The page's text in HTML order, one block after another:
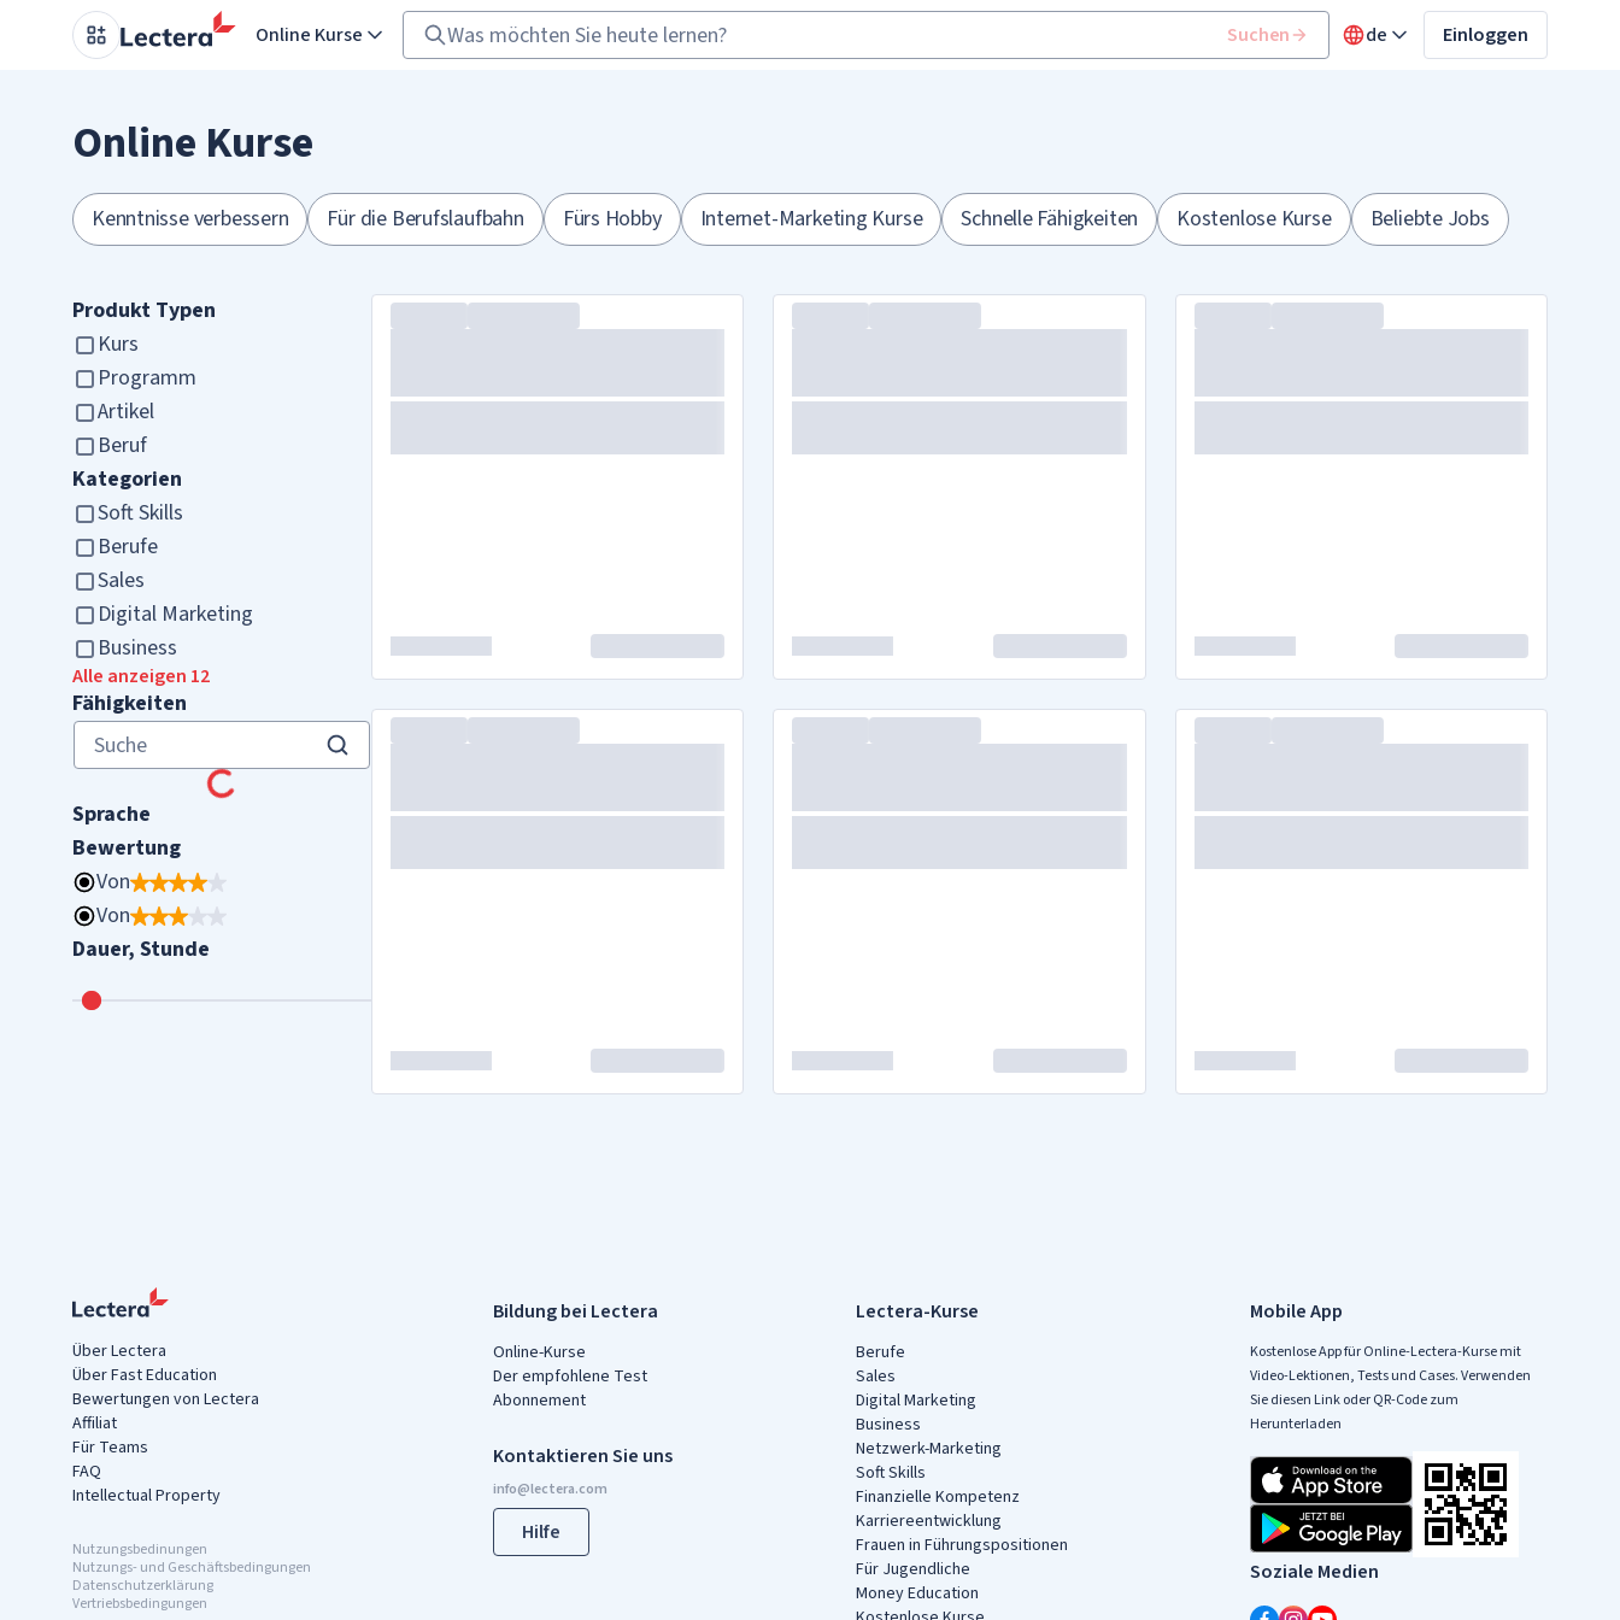
Online Kurse Suchen de Einloggen
Online Kurse
Kenntnisse verbessern Für die Berufslaufbahn Fürs Hobby Internet-Marketing Kurse Schnelle Fähigkeiten Kostenlose Kurse Beliebte Jobs
Produkt Typen
Kurs
Programm
Artikel
Beruf
Kategorien
Soft Skills
Berufe
Sales
Digital Marketing
Business
Alle anzeigen 12
Fähigkeiten
Sprache
Bewertung
Von
Von
Dauer, Stunde
Über Lectera
Über Fast Education
Bewertungen von Lectera
Affiliat
Für Teams
FAQ
Intellectual Property
Nutzungsbedinungen
Nutzungs- und Geschäftsbedingungen
Datenschutzerklärung
Vertriebsbedingungen
Bildung bei Lectera
Online-Kurse
Der empfohlene Test
Abonnement
Kontaktieren Sie uns
Hilfe
Lectera-Kurse
Berufe
Sales
Digital Marketing
Business
Netzwerk-Marketing
Soft Skills
Finanzielle Kompetenz
Karriereentwicklung
Frauen in Führungspositionen
Für Jugendliche
Money Education
Mobile App
Kostenlose App für Online-Lectera-Kurse mit
Video-Lektionen, Tests und Cases. Verwenden
Sie diesen Link oder QR-Code zum
Herunterladen
Soziale Medien